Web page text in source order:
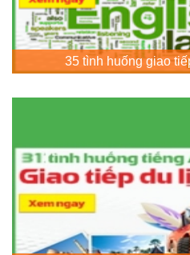
35 tình huống giao